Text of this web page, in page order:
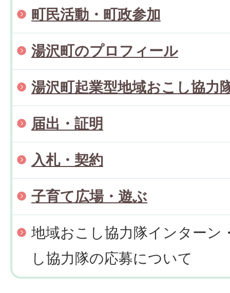
町民活動・町政参加
湯沢町のプロフィール
湯沢町起業型地域おこし協力
届出・証明
入札・契約
子育て広場・遊ぶ
地域おこし協力隊インターン
し協力隊の応募について